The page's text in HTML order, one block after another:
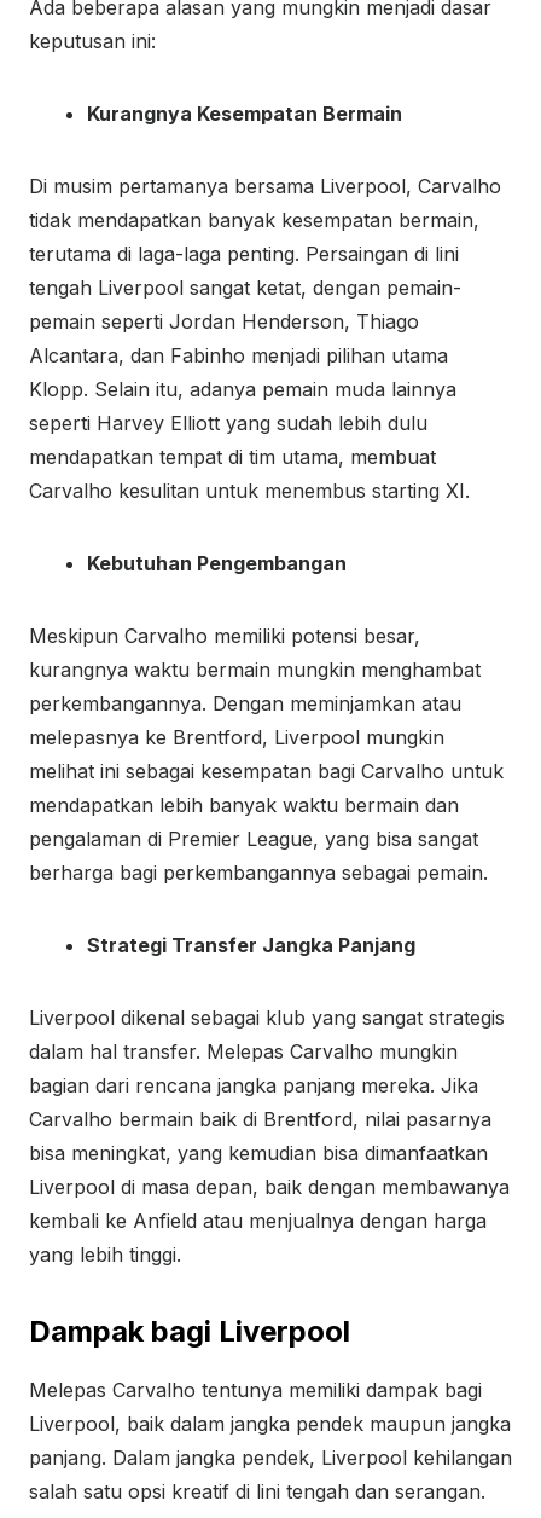
Ada beberapa alasan yang mungkin menjadi dasar
keputusan ini:
Kurangnya Kesempatan Bermain
Di musim pertamanya bersama Liverpool, Carvalho
tidak mendapatkan banyak kesempatan bermain,
terutama di laga-laga penting. Persaingan di lini
tengah Liverpool sangat ketat, dengan pemain-
pemain seperti Jordan Henderson, Thiago
Alcantara, dan Fabinho menjadi pilihan utama
Klopp. Selain itu, adanya pemain muda lainnya
seperti Harvey Elliott yang sudah lebih dulu
mendapatkan tempat di tim utama, membuat
Carvalho kesulitan untuk menembus starting XI.
Kebutuhan Pengembangan
Meskipun Carvalho memiliki potensi besar,
kurangnya waktu bermain mungkin menghambat
perkembangannya. Dengan meminjamkan atau
melepasnya ke Brentford, Liverpool mungkin
melihat ini sebagai kesempatan bagi Carvalho untuk
mendapatkan lebih banyak waktu bermain dan
pengalaman di Premier League, yang bisa sangat
berharga bagi perkembangannya sebagai pemain.
Strategi Transfer Jangka Panjang
Liverpool dikenal sebagai klub yang sangat strategis
dalam hal transfer. Melepas Carvalho mungkin
bagian dari rencana jangka panjang mereka. Jika
Carvalho bermain baik di Brentford, nilai pasarnya
bisa meningkat, yang kemudian bisa dimanfaatkan
Liverpool di masa depan, baik dengan membawanya
kembali ke Anfield atau menjualnya dengan harga
yang lebih tinggi.
Dampak bagi Liverpool
Melepas Carvalho tentunya memiliki dampak bagi
Liverpool, baik dalam jangka pendek maupun jangka
panjang. Dalam jangka pendek, Liverpool kehilangan
salah satu opsi kreatif di lini tengah dan serangan.